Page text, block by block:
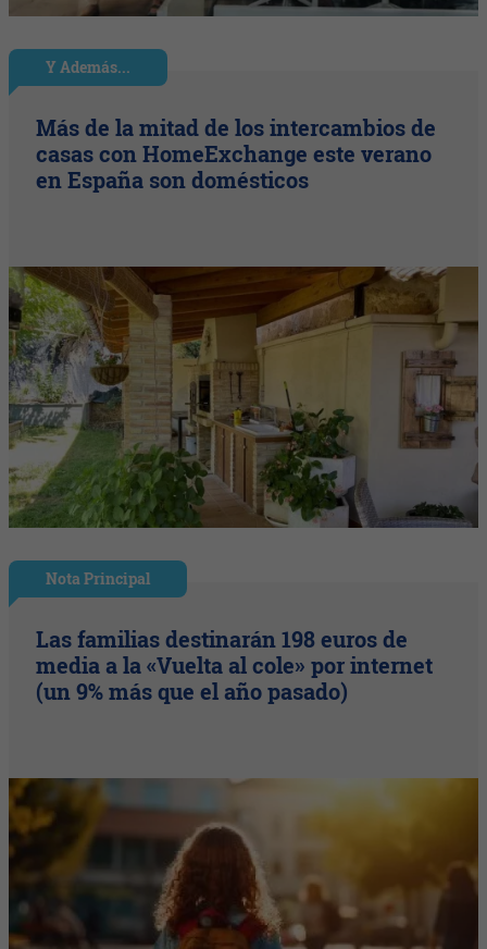
Y Además...
Más de la mitad de los intercambios de
casas con HomeExchange este verano
en España son domésticos
Nota Principal
Las familias destinarán 198 euros de
media a la «Vuelta al cole» por internet
(un 9% más que el año pasado)